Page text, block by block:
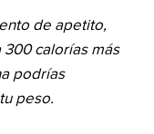
de apetito,
calorías más
podrías
peso.